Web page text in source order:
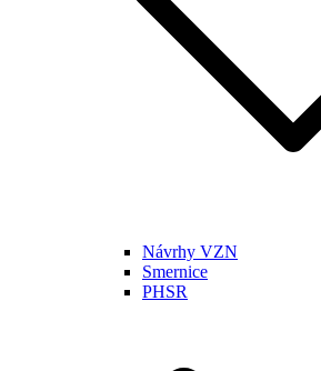
Návrhy VZN
Smernice
PHSR